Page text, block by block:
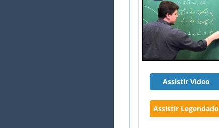
Assistir Vídeo
Assistir Legendado